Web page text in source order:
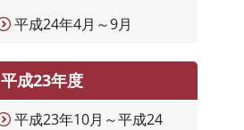
平成24年4月～9月
平成23年度
平成23年10月～平成24